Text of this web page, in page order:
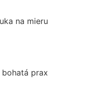
na mieru
prax